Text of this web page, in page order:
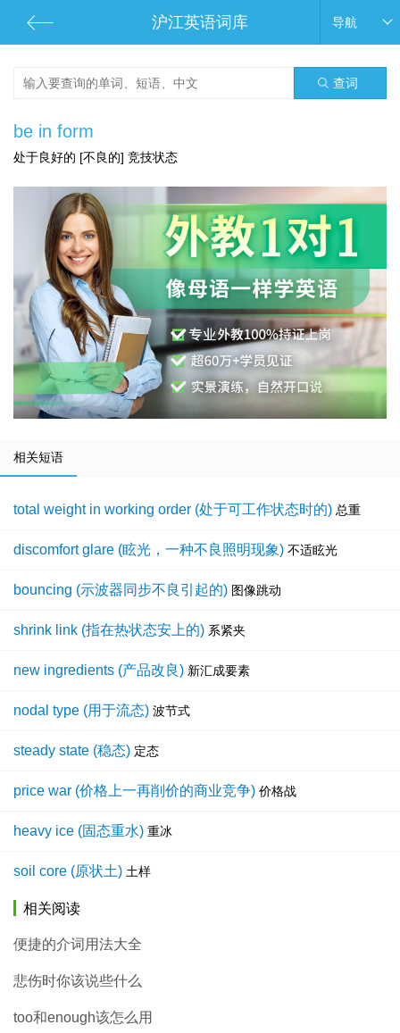
沪江英语词库 导航
查词
be in form
处于良好的 [不良的] 竞技状态
相关短语
total weight in working order (处于可工作状态时的) 总重
discomfort glare (眩光，一种不良照明现象) 不适眩光
bouncing (示波器同步不良引起的) 图像跳动
shrink link (指在热状态安上的) 系紧夹
new ingredients (产品改良) 新汇成要素
nodal type (用于流态) 波节式
steady state (稳态) 定态
price war (价格上一再削价的商业竞争) 价格战
heavy ice (固态重水) 重冰
soil core (原状土) 土样
相关阅读
便捷的介词用法大全
悲伤时你该说些什么
too和enough该怎么用